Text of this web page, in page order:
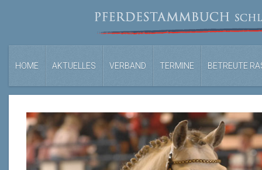
HOME AKTUELLES VERBAND TERMINE BETREUTE